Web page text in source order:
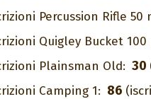
Percussion Rifle 50
Quigley Bucket 100
Plainsman Old: 30
Camping 1: 86